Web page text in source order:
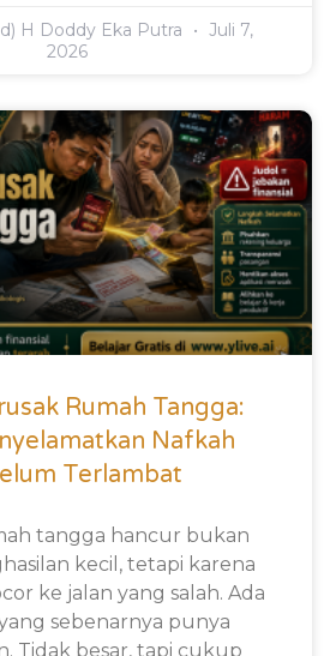
H Doddy Eka Putra
Juli 7,
2026
Rumah Tangga:
Nafkah
Terlambat
tangga hancur bukan
kecil, tetapi karena
ke jalan yang salah. Ada
sebenarnya punya
Tidak besar, tapi cukup